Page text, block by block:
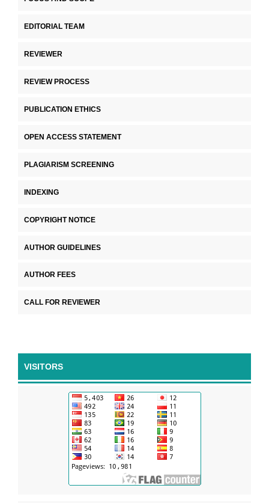
EDITORIAL TEAM
REVIEWER
REVIEW PROCESS
PUBLICATION ETHICS
OPEN ACCESS STATEMENT
PLAGIARISM SCREENING
INDEXING
COPYRIGHT NOTICE
AUTHOR GUIDELINES
AUTHOR FEES
CALL FOR REVIEWER
VISITORS